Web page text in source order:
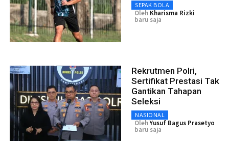
SEPAK BOLA
Oleh Kharisma Rizki
baru saja
Rekrutmen Polri,
Sertifikat Prestasi Tak
Gantikan Tahapan
Seleksi
NASIONAL
OlehYusuf Bagus Prasetyo
baru saja